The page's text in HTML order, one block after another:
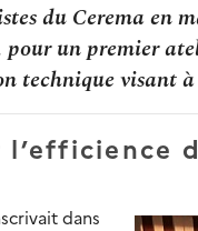
du Cerema en
un premier
technique visant
dans